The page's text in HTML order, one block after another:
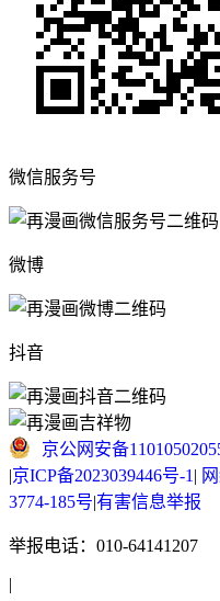
微信服务号
微博
抖音
京公网安备
|京ICP备2023039446号-1 |
3774-185号|有害信息举报
举报电话：010-64141207
|